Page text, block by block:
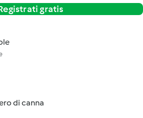
gratis
di canna